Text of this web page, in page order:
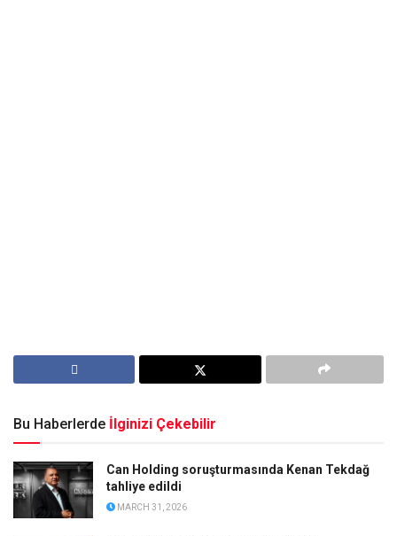
Bu Haberlerde İlginizi Çekebilir
Can Holding soruşturmasında Kenan Tekdağ
tahliye edildi
MARCH 31, 2026